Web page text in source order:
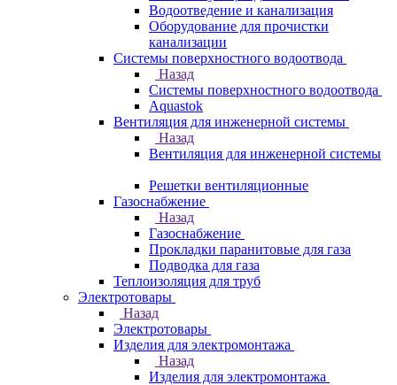
Водоотведение и канализация
Оборудование для прочистки
канализации
Системы поверхностного водоотвода
Назад
Системы поверхностного водоотвода
Aquastok
Вентиляция для инженерной системы
Назад
Вентиляция для инженерной системы
Решетки вентиляционные
Газоснабжение
Назад
Газоснабжение
Прокладки паранитовые для газа
Подводка для газа
Теплоизоляция для труб
Электротовары
Назад
Электротовары
Изделия для электромонтажа
Назад
Изделия для электромонтажа